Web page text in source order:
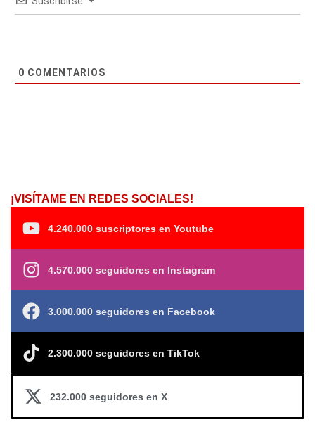
0 COMENTARIOS
¡VISÍTAME EN REDES SOCIALES!
4.240.000 suscriptores en Youtube
4.570.000 seguidores en Instagram
3.000.000 seguidores en Facebook
2.300.000 seguidores en TikTok
232.000 seguidores en X